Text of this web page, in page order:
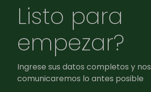
Listo para
empezar?
Ingrese sus datos completos y nos
comunicaremos lo antes posible